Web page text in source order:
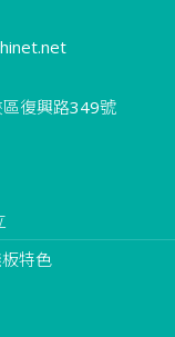
復興路349號
特色